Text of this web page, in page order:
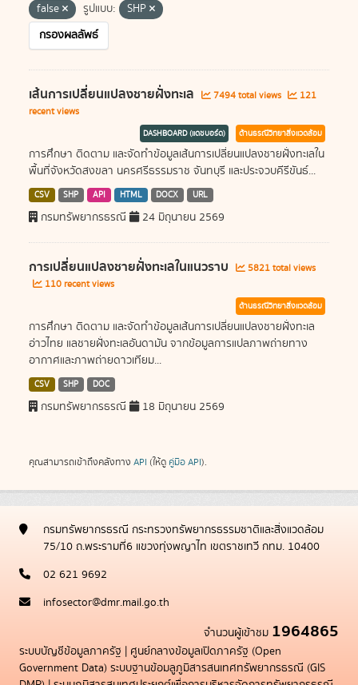
false
รูปแบบ:
SHP
กรองผลลัพธ์
เส้นการเปลี่ยนแปลงชายฝั่งทะเล 7494 total views
121
recent views
DASHBOARD (แดชบอร์ด) ด้านธรณีวิทยาสิ่งแวดล้อม
การศึกษา ติดตาม และจัดทำข้อมูลเส้นการเปลี่ยนแปลงชายฝั่งทะเลใน
พื้นที่จังหวัดสงขลา นครศรีธรรมราช จันทบุรี และประจวบคีรีขันธ์...
CSV SHP API HTML DOCX URL
กรมทรัพยากรธรณี 24 มิถุนายน 2569
การเปลี่ยนแปลงชายฝั่งทะเลในแนวราบ
5821 total views
110 recent views
ด้านธรณีวิทยาสิ่งแวดล้อม
การศึกษา ติดตาม และจัดทำข้อมูลเส้นการเปลี่ยนแปลงชายฝั่งทะเล
อ่าวไทย แลชายฝั่งทะเลอันดามัน จากข้อมูลการแปลภาพถ่ายทาง
อากาศและภาพถ่ายดาวเทียม...
CSV SHP DOC
กรมทรัพยากรธรณี 18 มิถุนายน 2569
คุณสามารถเข้าถึงคลังทาง API (ให้ดู คู่มือ API).
กรมทรัพยากรธรณี กระทรวงทรัพยากรธรรมชาติและสิ่งแวดล้อม
75/10 ถ.พระรามที่6 แขวงทุ่งพญาไท เขตราชเทวี กทม. 10400
02 621 9692
infosector@dmr.mail.go.th
จำนวนผู้เข้าชม 1964865
ระบบบัญชีข้อมูลภาครัฐ | ศูนย์กลางข้อมูลเปิดภาครัฐ (Open
Government Data) ระบบฐานข้อมลูภูมิสารสนเทศทรัพยากรธรณี (GIS